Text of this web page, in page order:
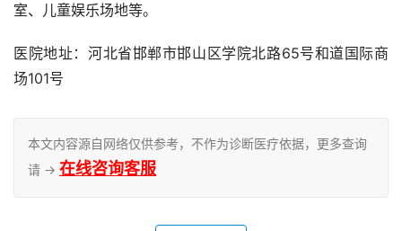
室、儿童娱乐场地等。
医院地址：河北省邯郸市邯山区学院北路65号和道国际商
场101号
本文内容源自网络仅供参考，不作为诊断医疗依据，更多查询
请 → 在线咨询客服